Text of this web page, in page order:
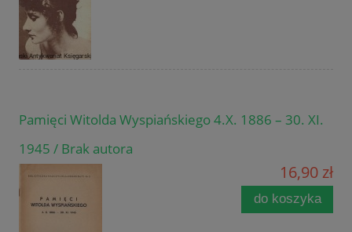
Pamięci Witolda Wyspiańskiego 4.X. 1886 – 30. XI.
1945 / Brak autora
16,90 zł
do koszyka